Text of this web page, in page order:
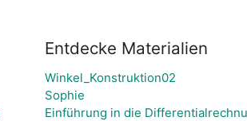
Entdecke Materialien
Winkel_Konstruktion02
Sophie
Einführung in die